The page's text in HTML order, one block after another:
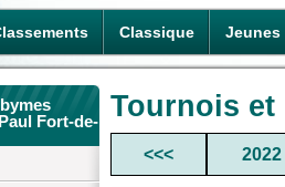
Classique Jeunes
Fort-de-
Tournois
<<< 2022